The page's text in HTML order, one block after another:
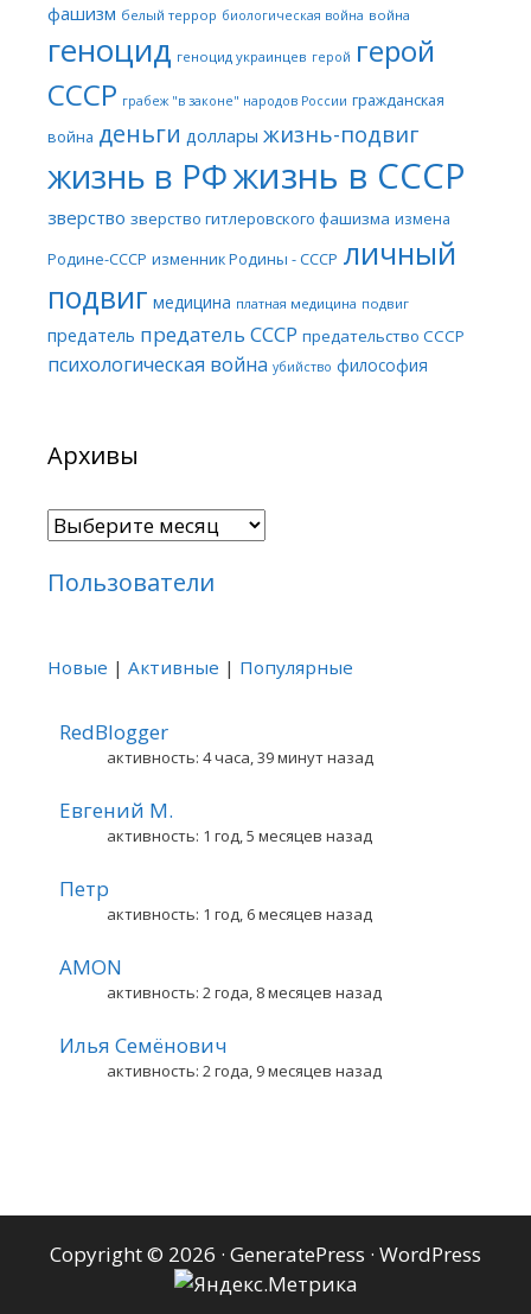
фашизм белый террор биологическая война война
геноцид геноцид украинцев герой герой
СССР грабеж "в законе" народов России гражданская
война деньги доллары жизнь-подвиг
жизнь в РФжизнь в СССР
зверство зверство гитлеровского фашизма измена
Родине-СССР изменник Родины - СССР личный
подвиг медицина платная медицина подвиг
предатель предатель СССР предательство СССР
психологическая война убийство философия
Архивы
Архивы
Пользователи
Новые | Активные | Популярные
RedBlogger
активность: 4 часа, 39 минут назад
Евгений М.
активность: 1 год, 5 месяцев назад
Петр
активность: 1 год, 6 месяцев назад
AMON
активность: 2 года, 8 месяцев назад
Илья Семёнович
активность: 2 года, 9 месяцев назад
Copyright © 2026 · GeneratePress · WordPress